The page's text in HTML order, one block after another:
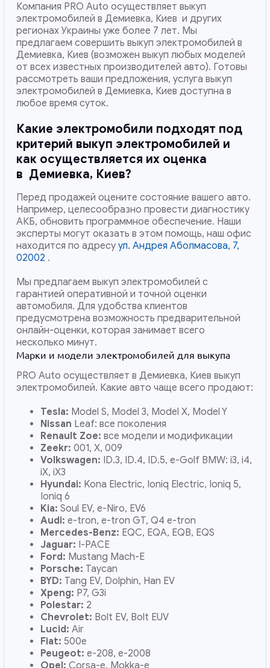
Компания PRO Auto осуществляет выкуп
электромобилей в Демиевка, Киев и других
регионах Украины уже более 7 лет. Мы
предлагаем совершить выкуп электромобилей в
Демиевка, Киев (возможен выкуп любых моделей
от всех известных производителей авто). Готовы
рассмотреть ваши предложения, услуга выкуп
электромобилей в Демиевка, Киев доступна в
любое время суток.
Какие электромобили подходят под
критерий выкуп электромобилей и
как осуществляется их оценка
в Демиевка, Киев?
Перед продажей оцените состояние вашего авто.
Например, целесообразно провести диагностику
АКБ, обновить программное обеспечение. Наши
эксперты могут оказать в этом помощь, наш офис
находится по адресу ул. Андрея Аболмасова, 7,
02002 .
Мы предлагаем выкуп электромобилей с
гарантией оперативной и точной оценки
автомобиля. Для удобства клиентов
предусмотрена возможность предварительной
онлайн-оценки, которая занимает всего
несколько минут.
Марки и модели электромобилей для выкупа
PRO Auto осуществляет в Демиевка, Киев выкуп
электромобилей. Какие авто чаще всего продают:
Tesla: Model S, Model 3, Model X, Model Y
Nissan Leaf: все поколения
Renault Zoe:все модели и модификации
Zeekr:001, X, 009
Volkswagen: ID.3, ID.4, ID.5, e-Golf BMW: i3, i4,
iX, iX3
Hyundai: Kona Electric, Ioniq Electric, Ioniq 5,
Ioniq 6
Kia: Soul EV, e-Niro, EV6
Audi:e-tron, e-tron GT, Q4 e-tron
Mercedes-Benz: EQC, EQA, EQB, EQS
Jaguar: I-PACE
Ford: Mustang Mach-E
Porsche: Taycan
BYD: Tang EV, Dolphin, Han EV
Xpeng: P7, G3i
Polestar: 2
Chevrolet: Bolt EV, Bolt EUV
Lucid:Air
Fiat: 500e
Peugeot:e-208, e-2008
Opel:Corsa-e, Mokka-e